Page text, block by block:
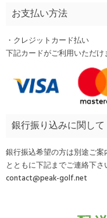
お支払い方法
・クレジットカード払い
下記カードがご利用いただけ
銀行振り込みに関して
銀行振込希望の方は別途ご
とともに下記までご連絡下さ
contact@peak-golf.net